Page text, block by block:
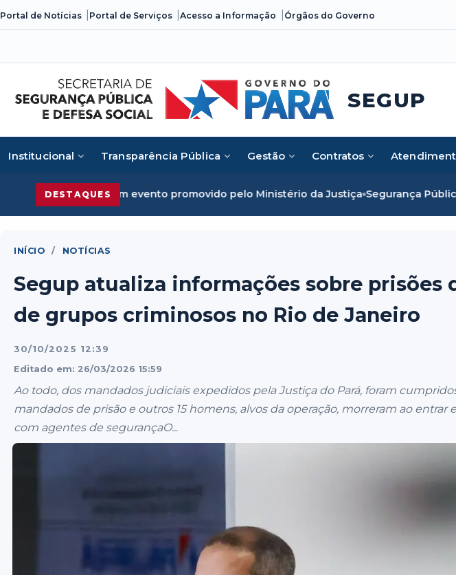
Portal de Notícias Portal de Serviços Acesso a Informação Órgãos do Governo
SEGUP
Institucional Transparência Pública Gestão Contratos
DESTAQUES
em evento promovido pelo Ministério da Justiça Segurança Pública do Pará
INÍCIO / NOTÍCIAS
Segup atualiza informações sobre prisões
de grupos criminosos no Rio de Janeiro
30/10/2025 12:39
Editado em: 26/03/2026 15:59
Ao todo, dos mandados judiciais expedidos pela Justiça do Pará, foram
mandados de prisão e outros 15 homens, alvos da operação, morreram ao entrar
com agentes de segurançaO...